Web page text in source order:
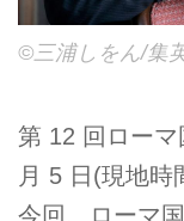
©三浦しをん/集
第 12 回ロー
月 5 日(現地時
今回、ローマ